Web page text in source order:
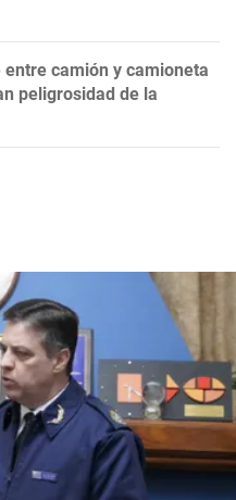
camión y camioneta
peligrosidad de la